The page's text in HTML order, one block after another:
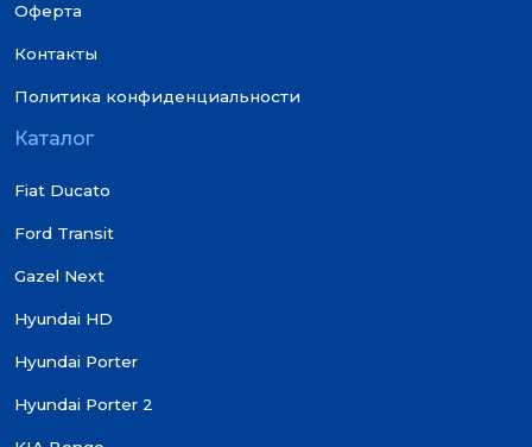
Оферта
Контакты
Политика конфиденциальности
Каталог
Fiat Ducato
Ford Transit
Gazel Next
Hyundai HD
Hyundai Porter
Hyundai Porter 2